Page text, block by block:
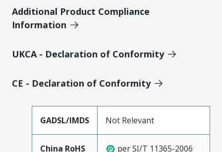
Additional Product Compliance
Information
UKCA - Declaration of Conformity
CE - Declaration of Conformity
GADSL/IMDS Not Relevant
China RoHS per SJ/T 11365-2006